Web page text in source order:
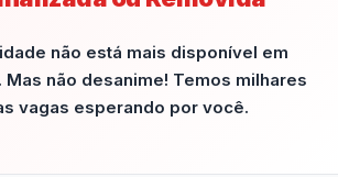
não está mais disponível em
não desanime! Temos milhares
vagas esperando por você.